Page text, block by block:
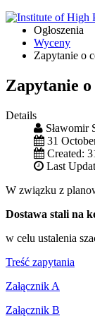
Ogłoszenia
Wyceny
Zapytanie o
Zapytanie
Details
Sławomir
31
Created:
Last
W związku z
Dostawa stali na
w celu ustalenia
Treść zapytania
Załącznik A
Załącznik B